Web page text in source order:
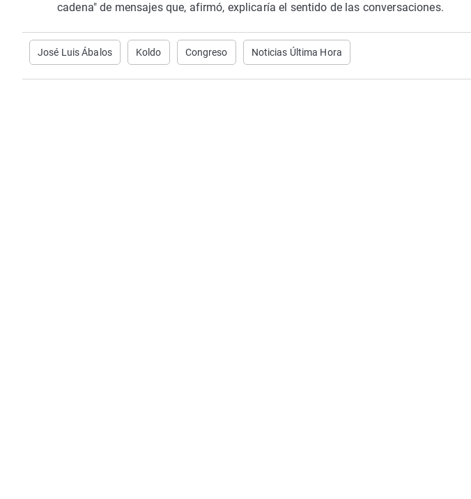
cadena" de mensajes que, afirmó, explicaría el sentido de las conversaciones.
José Luis Ábalos Koldo Congreso Noticias Última Hora